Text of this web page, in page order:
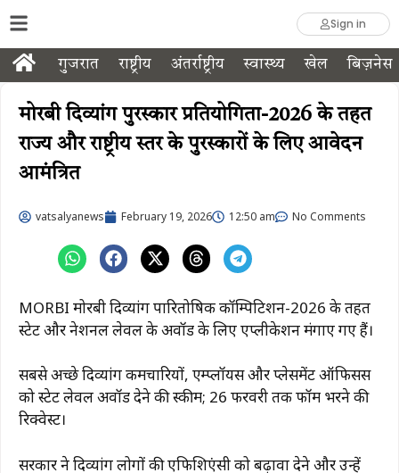
Sign in
गुजरात राष्ट्रीय अंतर्राष्ट्रीय स्वास्थ्य खेल बिज़नेस
मोरबी दिव्यांग पुरस्कार प्रतियोगिता-2026 के तहत
राज्य और राष्ट्रीय स्तर के पुरस्कारों के लिए आवेदन
आमंत्रित
vatsalyanews February 19, 2026 12:50 am No Comments
MORBI मोरबी दिव्यांग पारितोषिक कॉम्पिटिशन-2026 के तहत
स्टेट और नेशनल लेवल के अवॉर्ड के लिए एप्लीकेशन मंगाए गए हैं।
सबसे अच्छे दिव्यांग कर्मचारियों, एम्प्लॉयर्स और प्लेसमेंट ऑफिसर्स
को स्टेट लेवल अवॉर्ड देने की स्कीम; 26 फरवरी तक फॉर्म भरने की
रिक्वेस्ट।
सरकार ने दिव्यांग लोगों की एफिशिएंसी को बढ़ावा देने और उन्हें